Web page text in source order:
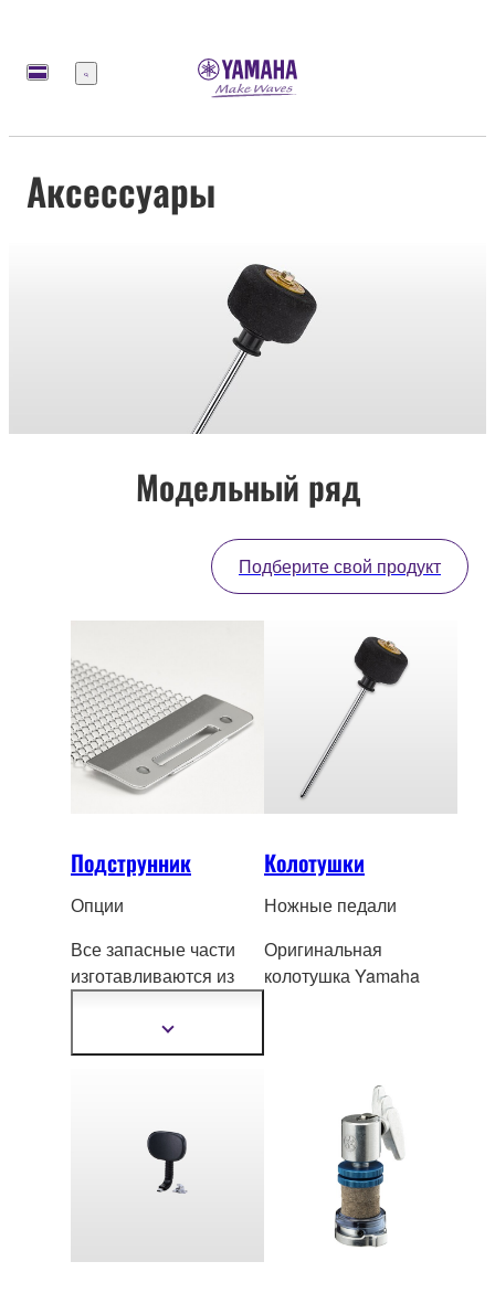
Меню
Аксессуары
Модельный ряд
Подберите свой продукт
Подструнник
Опции
Все запасные части
изготавливаются из
материалов.Показать
Колотушки
Ножные педали
Оригинальная
колотушка Yamaha